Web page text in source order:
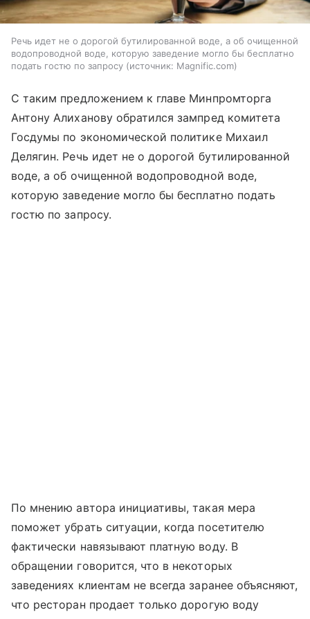
Речь идет не о дорогой бутилированной воде, а об очищенной
водопроводной воде, которую заведение могло бы бесплатно
подать гостю по запросу
источник: Magnific.com
С таким предложением к главе Минпромторга
Антону Алиханову обратился зампред комитета
Госдумы по экономической политике Михаил
Делягин. Речь идет не о дорогой бутилированной
воде, а об очищенной водопроводной воде,
которую заведение могло бы бесплатно подать
гостю по запросу.
По мнению автора инициативы, такая мера
поможет убрать ситуации, когда посетителю
фактически навязывают платную воду. В
обращении говорится, что в некоторых
заведениях клиентам не всегда заранее объясняют,
что ресторан продает только дорогую воду